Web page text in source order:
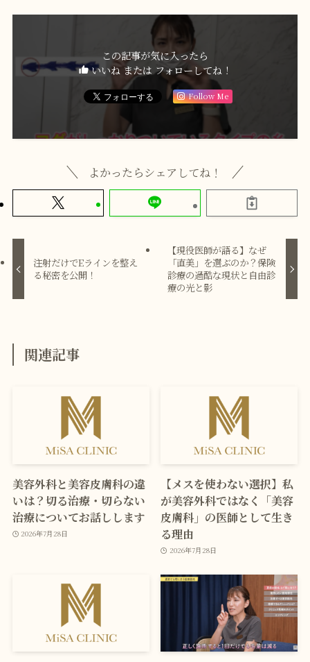
この記事が気に入ったら
いいね または フォローしてね！
Follow Me
よかったらシェアしてね！
注射だけでEラインを整え
る秘密を公開！
【現役医師が語る】なぜ
「直美」を選ぶのか？保険
診療の過酷な現状と自由診
療の光と影
関連記事
美容外科と美容皮膚科の違
いは？切る治療・切らない
治療についてお話しします
2026年7月28日
【メスを使わない選択】私
が美容外科ではなく「美容
皮膚科」の医師として生き
る理由
2026年7月28日